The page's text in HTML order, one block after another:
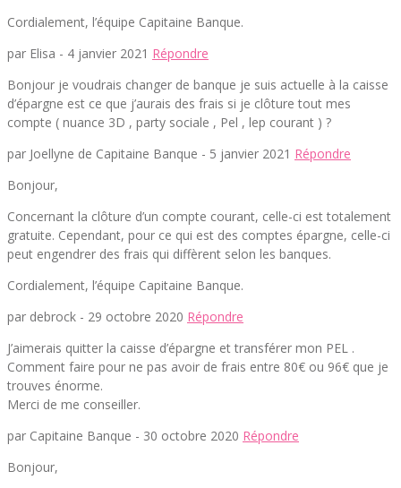
Cordialement, l’équipe Capitaine Banque.
par Elisa - 4 janvier 2021 Répondre
Bonjour je voudrais changer de banque je suis actuelle à la caisse
d’épargne est ce que j’aurais des frais si je clôture tout mes
compte ( nuance 3D , party sociale , Pel , lep courant ) ?
par Joellyne de Capitaine Banque - 5 janvier 2021 Répondre
Bonjour,
Concernant la clôture d’un compte courant, celle-ci est totalement
gratuite. Cependant, pour ce qui est des comptes épargne, celle-ci
peut engendrer des frais qui diffèrent selon les banques.
Cordialement, l’équipe Capitaine Banque.
par debrock - 29 octobre 2020 Répondre
J’aimerais quitter la caisse d’épargne et transférer mon PEL .
Comment faire pour ne pas avoir de frais entre 80€ ou 96€ que je
trouves énorme.
Merci de me conseiller.
par Capitaine Banque - 30 octobre 2020 Répondre
Bonjour,